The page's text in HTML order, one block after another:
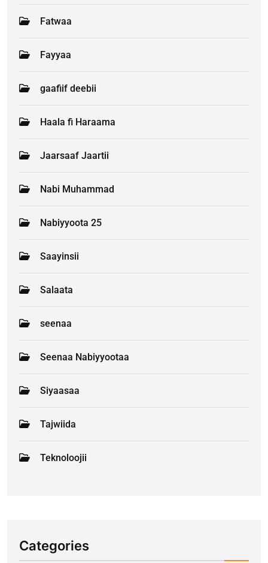
Fatwaa
Fayyaa
gaafiif deebii
Haala fi Haraama
Jaarsaaf Jaartii
Nabi Muhammad
Nabiyyoota 25
Saayinsii
Salaata
seenaa
Seenaa Nabiyyootaa
Siyaasaa
Tajwiida
Teknoloojii
Categories